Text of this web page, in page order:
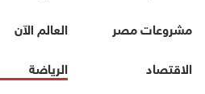
مشروعات مصر
العالم الآن
الاقتصاد
الرياضة